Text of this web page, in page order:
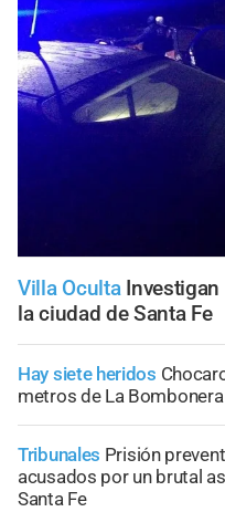
Villa Oculta
la ciudad de Santa Fe
Hay siete heridos
metros de La Bombonera
Tribunales Prisión
acusados por un brutal
Santa Fe